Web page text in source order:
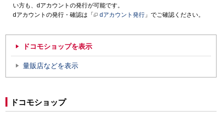
い方も、dアカウントの発行が可能です。
dアカウントの発行・確認は「
dアカウント発行 」でご確認ください。
ドコモショップを表示
量販店などを表示
ドコモショップ